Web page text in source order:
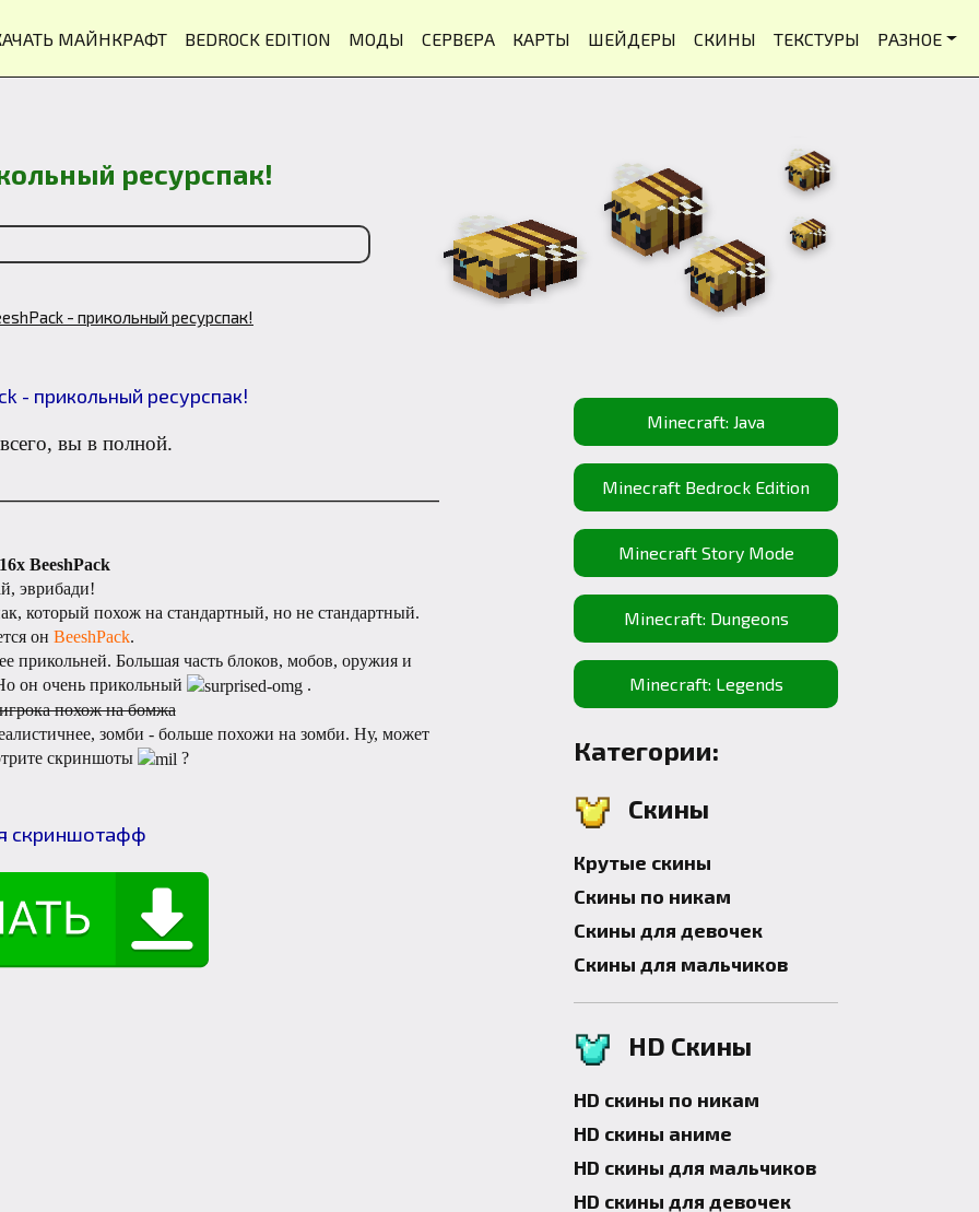
МАЙНКРАФТ BEDROCK EDITION МОДЫ СЕРВЕРА КАРТЫ ШЕЙДЕРЫ СКИНЫ ТЕКСТУРЫ РАЗНОЕ
ресурспак!
- прикольный ресурспак!
вы в полной.
BeeshPack
эврибади!
который похож на стандартный, но не стандартный.
он BeeshPack.
прикольней. Большая часть блоков, мобов, оружия и
он очень прикольный
.
похож на бомжа
зомби - больше похожи на зомби. Ну, может
скриншоты
?
скриншотафф
Minecraft: Java
Minecraft Bedrock Edition
Minecraft Story Mode
Minecraft: Dungeons
Minecraft: Legends
Категории:
Скины
Крутые скины
Скины по никам
Скины для девочек
Скины для мальчиков
HD Скины
HD скины по никам
HD скины аниме
HD скины для мальчиков
HD скины для девочек